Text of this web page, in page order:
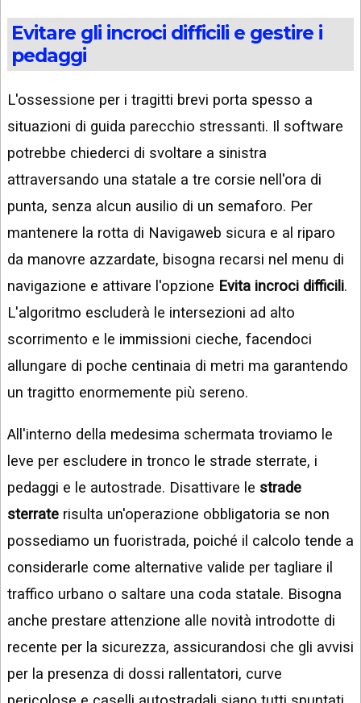
Evitare gli incroci difficili e gestire i
pedaggi
L'ossessione per i tragitti brevi porta spesso a
situazioni di guida parecchio stressanti. Il software
potrebbe chiederci di svoltare a sinistra
attraversando una statale a tre corsie nell'ora di
punta, senza alcun ausilio di un semaforo. Per
mantenere la rotta di Navigaweb sicura e al riparo
da manovre azzardate, bisogna recarsi nel menu di
navigazione e attivare l'opzione Evita incroci difficili.
L'algoritmo escluderà le intersezioni ad alto
scorrimento e le immissioni cieche, facendoci
allungare di poche centinaia di metri ma garantendo
un tragitto enormemente più sereno.
All'interno della medesima schermata troviamo le
leve per escludere in tronco le strade sterrate, i
pedaggi e le autostrade. Disattivare le strade
sterrate risulta un'operazione obbligatoria se non
possediamo un fuoristrada, poiché il calcolo tende a
considerarle come alternative valide per tagliare il
traffico urbano o saltare una coda statale. Bisogna
anche prestare attenzione alle novità introdotte di
recente per la sicurezza, assicurandosi che gli avvisi
per la presenza di dossi rallentatori, curve